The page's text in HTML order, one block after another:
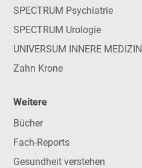
SPECTRUM Psychiatrie
SPECTRUM Urologie
UNIVERSUM INNERE MEDIZIN
Zahn Krone
Weitere
Bücher
Fach-Reports
Gesundheit verstehen